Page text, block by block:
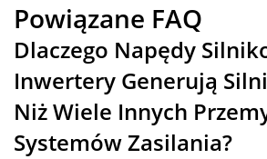
Powiązane FAQ
Dlaczego Napędy
Inwertery Generują
Niż Wiele Innych
Systemów Zasilania?